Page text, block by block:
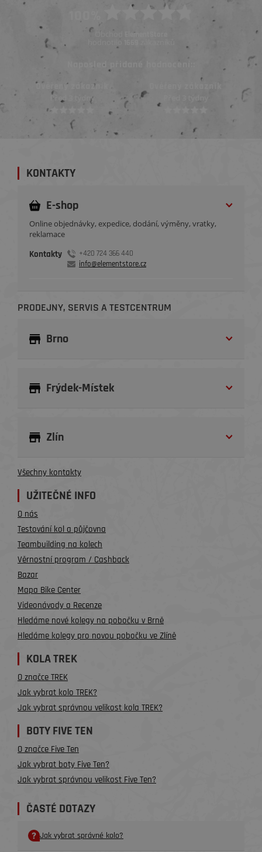
Obchod ElementStore
hodnotilo
Naposled přidané hodnocení::
Ověřený zákazník
Před 3 týdny
Ověřený zákazník
KONTAKTY
E-shop
Online objednávky, expedice, dodání, výměny, vratky,
reklamace
Kontakty
+420 724 366 440
info@elementstore.cz
PRODEJNY, SERVIS A TESTCENTRUM
Brno
Frýdek-Místek
Zlín
Všechny kontakty
UŽITEČNÉ INFO
O nás
Testování kol a půjčovna
Teambuilding na kolech
Věrnostní program / Cashback
Bazar
Mapa Bike Center
Videonávody a Recenze
Hledáme nové kolegy na pobočku v Brně
Hledáme kolegy pro novou pobočku ve Zlíně
KOLA TREK
O značce TREK
Jak vybrat kolo TREK?
Jak vybrat správnou velikost kola TREK?
BOTY FIVE TEN
O značce Five Ten
Jak vybrat boty Five Ten?
Jak vybrat správnou velikost Five Ten?
ČASTÉ DOTAZY
Jak vybrat správné kolo?